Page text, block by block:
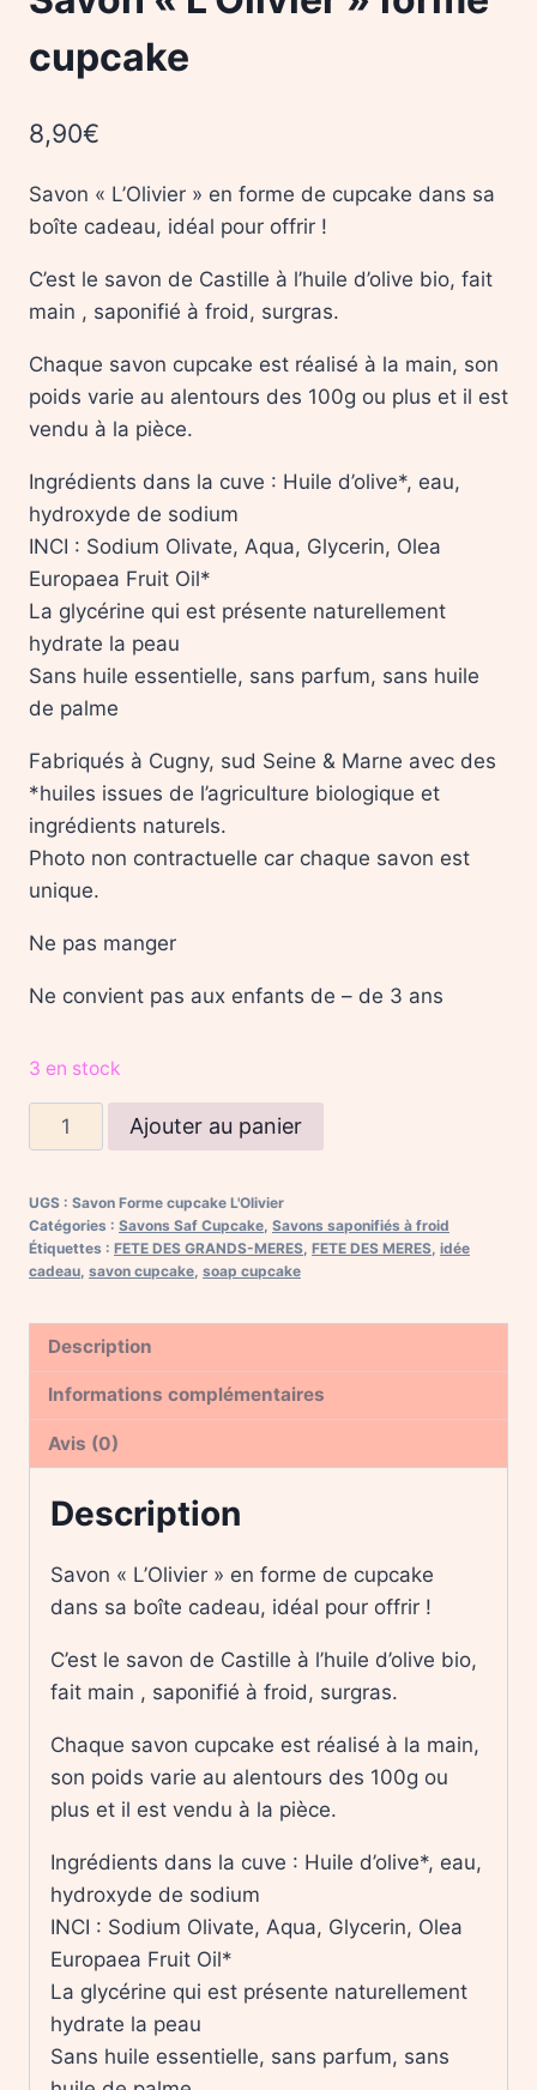
cupcake
8,90€
Savon « L’Olivier » en forme de cupcake dans sa
boîte cadeau, idéal pour offrir !
C’est le savon de Castille à l’huile d’olive bio, fait
main , saponifié à froid, surgras.
Chaque savon cupcake est réalisé à la main, son
poids varie au alentours des 100g ou plus et il est
vendu à la pièce.
Ingrédients dans la cuve : Huile d’olive*, eau,
hydroxyde de sodium
INCI : Sodium Olivate, Aqua, Glycerin, Olea
Europaea Fruit Oil*
La glycérine qui est présente naturellement
hydrate la peau
Sans huile essentielle, sans parfum, sans huile
de palme
Fabriqués à Cugny, sud Seine & Marne avec des
*huiles issues de l’agriculture biologique et
ingrédients naturels.
Photo non contractuelle car chaque savon est
unique.
Ne pas manger
Ne convient pas aux enfants de – de 3 ans
3 en stock
quantité
de
"L'Olivier"
forme
cupcake
Ajouter au panier
UGS : Savon Forme cupcake L'Olivier
Catégories : Savons Saf Cupcake Savons saponifiés à froid
Étiquettes : FETE DES GRANDS-MERES FETE DES MERES idée
cadeau savon cupcake soap cupcake
Description
Informations complémentaires
Avis (0)
Description
Savon « L’Olivier » en forme de cupcake
dans sa boîte cadeau, idéal pour offrir !
C’est le savon de Castille à l’huile d’olive bio,
fait main , saponifié à froid, surgras.
Chaque savon cupcake est réalisé à la main,
son poids varie au alentours des 100g ou
plus et il est vendu à la pièce.
Ingrédients dans la cuve : Huile d’olive*, eau,
hydroxyde de sodium
INCI : Sodium Olivate, Aqua, Glycerin, Olea
Europaea Fruit Oil*
La glycérine qui est présente naturellement
hydrate la peau
Sans huile essentielle, sans parfum, sans